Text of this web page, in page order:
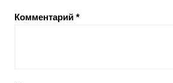
Комментарий *